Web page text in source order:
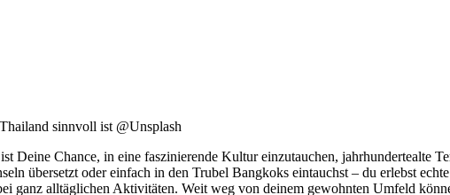
sinnvoll ist @Unsplash
Deine Chance, in eine faszinierende Kultur einzutauchen, jahrhundertealte
übersetzt oder einfach in den Trubel Bangkoks eintauchst – du erlebst
ganz alltäglichen Aktivitäten. Weit weg von deinem gewohnten Umfeld